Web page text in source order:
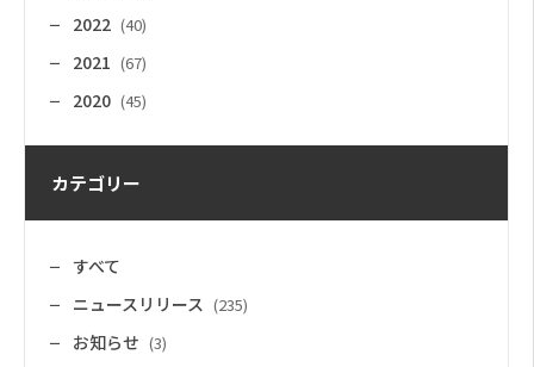
2022 (40)
2021 (67)
2020 (45)
カテゴリー
すべて
ニュースリリース (235)
お知らせ (3)